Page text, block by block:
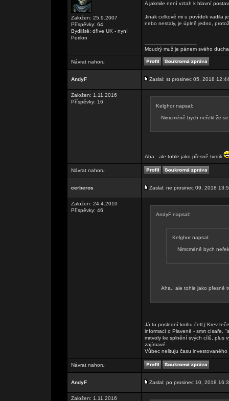
Založen: 25.9.2007
Příspěvky: 64
Bydliště: dříve UK - nyní
Perilon
A jakmile není vztah k hlavní
Jinak celkově mi u povídek vadila
nebo nestaly, je úplně jedno,
Moudrý muž je pánem svého
Návrat nahoru
AndyF Zaslal: st prosinec 05, 2018
Založen: 1.11.2016
Příspěvky: 16
Kelghor napsal:
Nimcméně bych neřekl že
Aha.. ale tohle jako přesně tvrdili
Návrat nahoru
cerberos Zaslal: ne prosinec 09, 2018
Založen: 24.4.2010
Příspěvky: 46
AndyF napsal:
Kelghor napsal:
Nimcméně bych
Aha.. ale tohle jako přesně
Já tu poslední knihu četl,( Krev
informací o Plaveně - smrt císaře,
mrtvoly ke splnění svých cílů, plus
zajímavé.
Vůbec nelituju času
Návrat nahoru
AndyF Zaslal: po prosinec 10, 2018
Založen: 1.11.2016